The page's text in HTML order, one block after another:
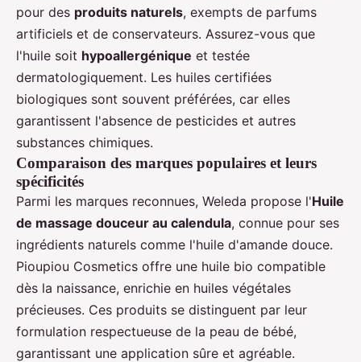
pour des produits naturels, exempts de parfums
artificiels et de conservateurs. Assurez-vous que
l'huile soit hypoallergénique et testée
dermatologiquement. Les huiles certifiées
biologiques sont souvent préférées, car elles
garantissent l'absence de pesticides et autres
substances chimiques.
Comparaison des marques populaires et leurs
spécificités
Parmi les marques reconnues, Weleda propose l'Huile
de massage douceur au calendula, connue pour ses
ingrédients naturels comme l'huile d'amande douce.
Pioupiou Cosmetics offre une huile bio compatible
dès la naissance, enrichie en huiles végétales
précieuses. Ces produits se distinguent par leur
formulation respectueuse de la peau de bébé,
garantissant une application sûre et agréable.